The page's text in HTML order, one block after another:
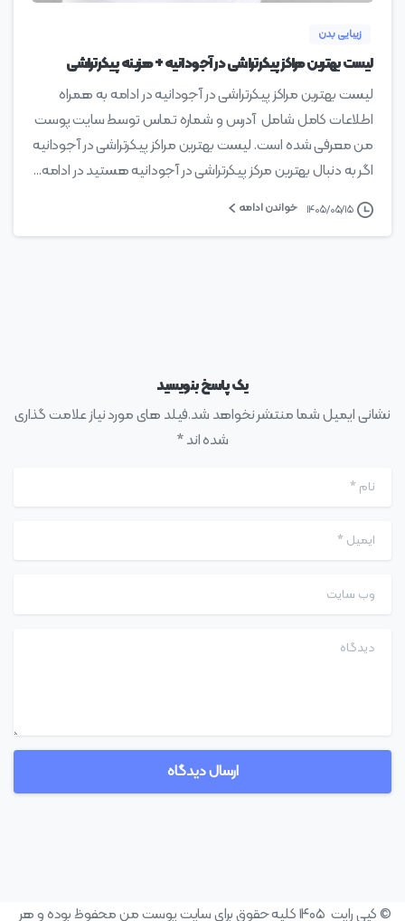
زیبایی بدن
لیست بهترین مراکز پیکرتراشی در آجودانیه + هزینه پیکرتراشی
لیست بهترین مراکز پیکرتراشی در آجودانیه در ادامه به همراه
اطلاعات کامل شامل آدرس و شماره تماس توسط سایت پوست
من معرفی شده است. لیست بهترین مراکز پیکرتراشی در آجودانیه
اگر به دنبال بهترین مرکز پیکرتراشی در آجودانیه هستید در ادامه...
۱۴۰۵/۰۵/۱۵ خواندن ادامه
یک پاسخ بنویسید
نشانی ایمیل شما منتشر نخواهد شد.فیلد های مورد نیاز علامت گذاری
شده اند *
نام*
ایمیل *
وب سایت
دیدگاه
© کپی رایت ۱۴۰۵ کلیه حقوق برای سایت پوست من محفوظ بوده و هر